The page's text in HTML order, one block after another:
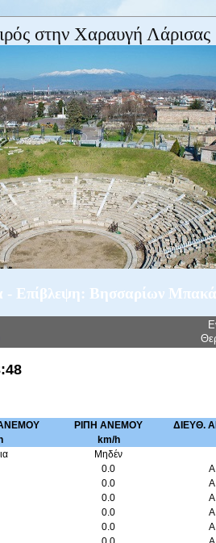
στην Χαραυγή Λάρισας
- Επίβλεψη: Βησσαρίων
ΡΙΠΗ ΑΝΕΜΟΥ
km/h
ΔΙΕΥΘ.
Μηδέν
0.0 Α
0.0 Α
0.0 Α
0.0 Α
0.0 Α